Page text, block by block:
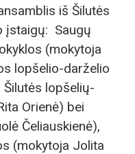
iš Šilutės
įstaigų: Saugų
(mokytoja
lopšelio-darželio
Šilutės lopšelių-
Orienė) bei
Čeliauskienė),
(mokytoja Jolita